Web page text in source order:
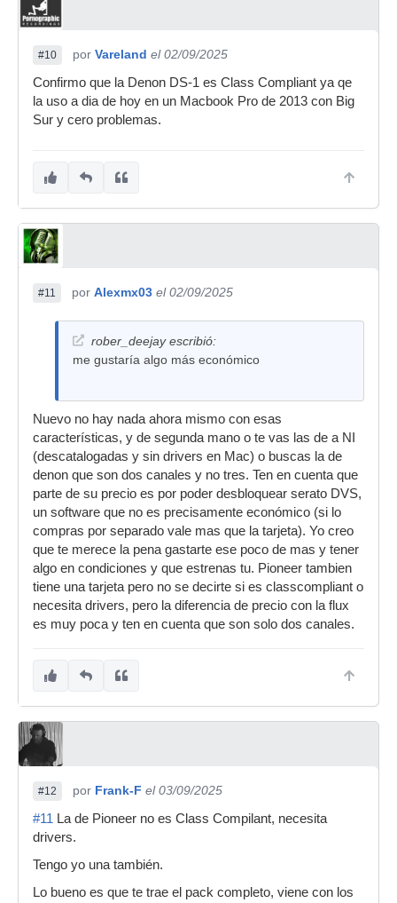
#10 por Vareland el 02/09/2025
Confirmo que la Denon DS-1 es Class Compliant ya qe
la uso a dia de hoy en un Macbook Pro de 2013 con Big
Sur y cero problemas.
#11 por Alexmx03 el 02/09/2025
rober_deejay escribió:
me gustaría algo más económico
Nuevo no hay nada ahora mismo con esas
características, y de segunda mano o te vas las de a NI
(descatalogadas y sin drivers en Mac) o buscas la de
denon que son dos canales y no tres. Ten en cuenta que
parte de su precio es por poder desbloquear serato DVS,
un software que no es precisamente económico (si lo
compras por separado vale mas que la tarjeta). Yo creo
que te merece la pena gastarte ese poco de mas y tener
algo en condiciones y que estrenas tu. Pioneer tambien
tiene una tarjeta pero no se decirte si es classcompliant o
necesita drivers, pero la diferencia de precio con la flux
es muy poca y ten en cuenta que son solo dos canales.
#12 por Frank-F el 03/09/2025
#11 La de Pioneer no es Class Compilant, necesita
drivers.
Tengo yo una también.
Lo bueno es que te trae el pack completo, viene con los